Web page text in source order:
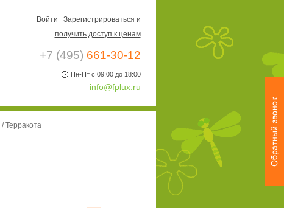
/Терракота
Войти
Зарегистрироваться и
получить доступ к ценам
+7 (495) 661-30-12
Пн-Пт с 09:00 до 18:00
info@fplux.ru